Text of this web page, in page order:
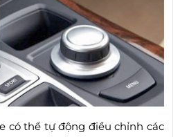
có thể tự động điều chỉnh các